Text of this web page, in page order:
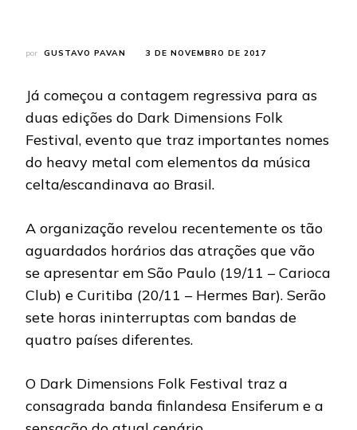
por GUSTAVO PAVAN 3 DE NOVEMBRO DE 2017
Já começou a contagem regressiva para as
duas edições do Dark Dimensions Folk
Festival, evento que traz importantes nomes
do heavy metal com elementos da música
celta/escandinava ao Brasil.
A organização revelou recentemente os tão
aguardados horários das atrações que vão
se apresentar em São Paulo (19/11 – Carioca
Club) e Curitiba (20/11 – Hermes Bar). Serão
sete horas ininterruptas com bandas de
quatro países diferentes.
O Dark Dimensions Folk Festival traz a
consagrada banda finlandesa Ensiferum e a